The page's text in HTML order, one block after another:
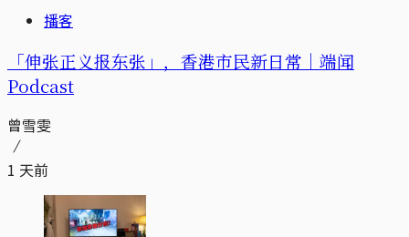
播客
「伸张正义报东张」，香港市民新日常｜端闻
Podcast
曾雪雯
1 天前